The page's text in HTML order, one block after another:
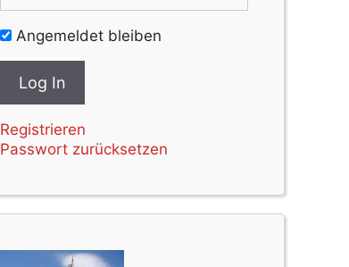
Angemeldet bleiben
Registrieren
Passwort zurücksetzen